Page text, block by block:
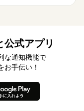
公式アプリ
な通知機能で
お手伝い！